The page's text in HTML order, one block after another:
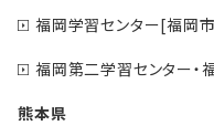
福岡学習センター[福岡
福岡第二学習センター
熊本県